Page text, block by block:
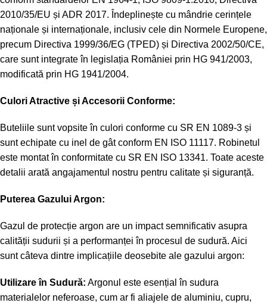
2010/35/EU și ADR 2017. Îndeplinește cu mândrie cerințele
naționale și internaționale, inclusiv cele din Normele Europene,
precum Directiva 1999/36/EG (TPED) și Directiva 2002/50/CE,
care sunt integrate în legislația României prin HG 941/2003,
modificată prin HG 1941/2004.
Culori Atractive și Accesorii Conforme:
Buteliile sunt vopsite în culori conforme cu SR EN 1089-3 și
sunt echipate cu inel de gât conform EN ISO 11117. Robinetul
este montat în conformitate cu SR EN ISO 13341. Toate aceste
detalii arată angajamentul nostru pentru calitate și siguranță.
Puterea Gazului Argon:
Gazul de protecție argon are un impact semnificativ asupra
calității sudurii și a performanței în procesul de sudură. Aici
sunt câteva dintre implicațiile deosebite ale gazului argon:
Utilizare în Sudură: Argonul este esențial în sudura
materialelor neferoase, cum ar fi aliajele de aluminiu, cupru,